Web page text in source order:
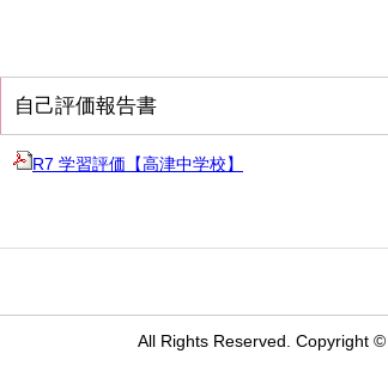
自己評価報告書
R7 学習評価【高津中学校】
All Rights Reserved. Copyright